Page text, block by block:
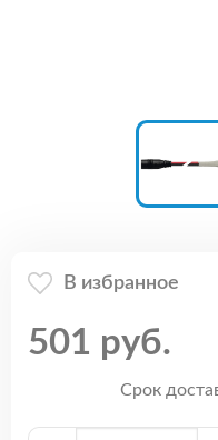
В избранное
501 руб.
Срок